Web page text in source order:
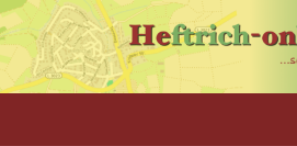
Zum
Inhalt
springen